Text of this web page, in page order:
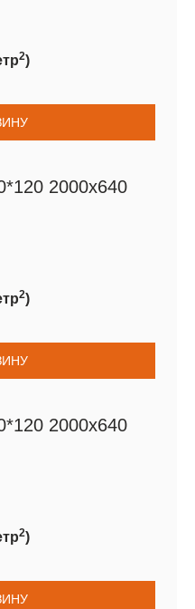
2)
2000х640
2)
2000х640
2)